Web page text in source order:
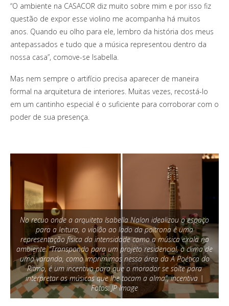
“O ambiente na CASACOR diz muito sobre mim e por isso fiz
questão de expor esse violino me acompanha há muitos
anos. Quando eu olho para ele, lembro da história dos meus
antepassados e tudo que a música representou dentro da
nossa casa”, comove-se Isabella.
Mas nem sempre o artifício precisa aparecer de maneira
formal na arquitetura de interiores. Muitas vezes, recostá-lo
em um cantinho especial é o suficiente para corroborar com o
poder de sua presença.
No recuo onde a arquiteta Isabella Nalon idealizou o espaço
para a leitura, o violão ao lado da poltrona é uma
representação física da intensidade como a música exala no
ambiente. “Transpondo para um projeto residencial, o clima de
uma varanda, como imprimimos nessa área da A Poética do
Ritmo, é um incentivo para que o morador se solte para
interpretar as músicas que lhe tocam a alma”, incentiva |
Fotos: JP Image